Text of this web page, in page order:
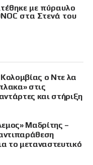
με πύραυλο
στα Στενά του
ο Ντε λα
στις
και στήριξη
Μαδρίτης –
το μεταναστευτικό